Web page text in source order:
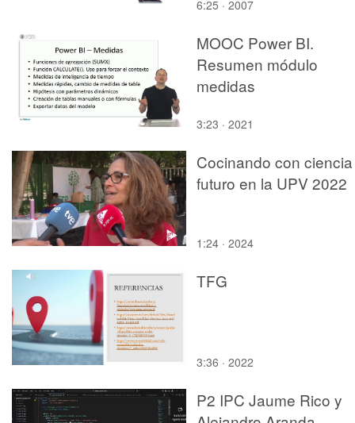
6:25 · 2007
MOOC Power BI.
Resumen módulo
medidas
3:23 · 2021
Cocinando con
futuro en la UPV 2022
1:24 · 2024
TFG
3:36 · 2022
P2 IPC Jaume Rico y